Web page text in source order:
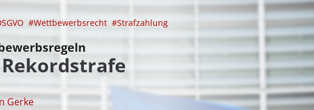
#Wettbewerbsrecht #Strafzahlung
Gerke